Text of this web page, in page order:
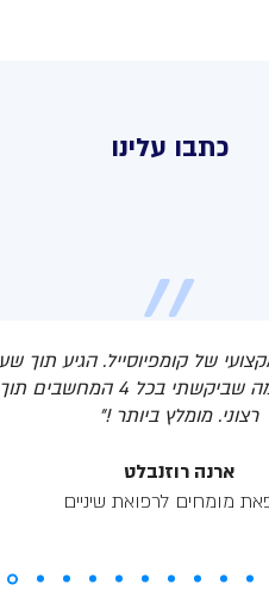
כתבו עלינו
״
של קומפיוסייל. הגיע תוך
תוך חצי שעה, לשביעות
רצוני. מומלץ ביותר !״
ארנה רוזנבלט
מומחים לרפואת שיניים